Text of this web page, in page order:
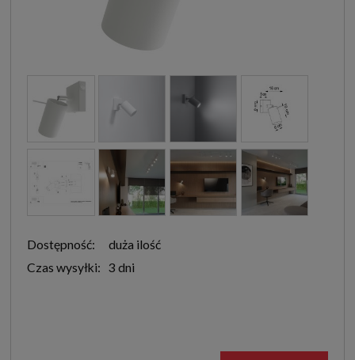
Dostępność:
duża ilość
Czas wysyłki: 3 dni